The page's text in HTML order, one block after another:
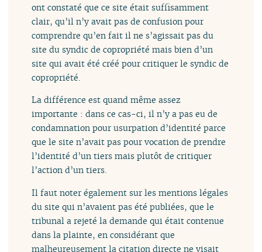
ont constaté que ce site était suffisamment
clair, qu’il n’y avait pas de confusion pour
comprendre qu’en fait il ne s’agissait pas du
site du syndic de copropriété mais bien d’un
site qui avait été créé pour critiquer le syndic de
copropriété.
La différence est quand même assez
importante : dans ce cas-ci, il n’y a pas eu de
condamnation pour usurpation d’identité parce
que le site n’avait pas pour vocation de prendre
l’identité d’un tiers mais plutôt de critiquer
l’action d’un tiers.
Il faut noter également sur les mentions légales
du site qui n’avaient pas été publiées, que le
tribunal a rejeté la demande qui était contenue
dans la plainte, en considérant que
malheureusement la citation directe ne visait